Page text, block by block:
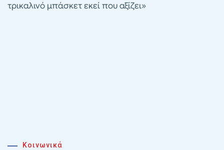
τρικαλινό μπάσκετ εκεί που αξίζει»
Κοινωνικά